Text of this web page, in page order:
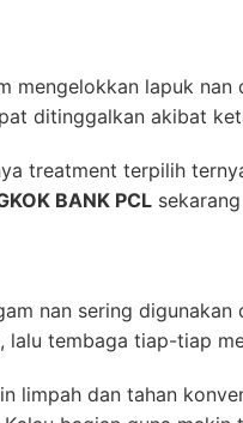
mengelokkan lapuk
ditinggalkan akibat
treatment terpilih
BANK PCL
nan sering
lalu tembaga tiap-tiap
limpah dan tahan